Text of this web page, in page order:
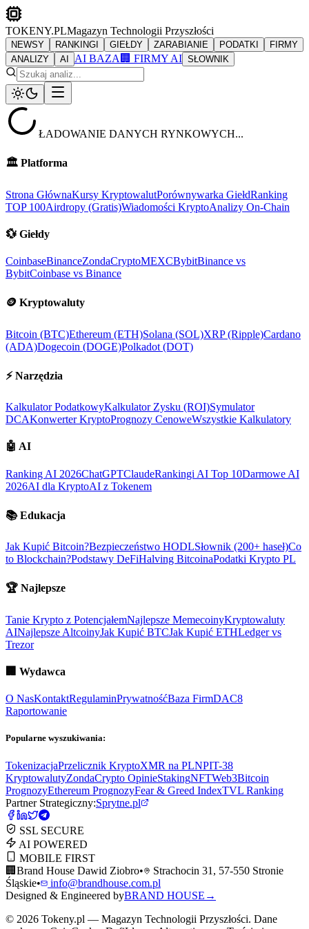
TOKENY.PLMagazyn Technologii Przyszłości
NEWSY RANKINGI GIEŁDY ZARABIANIE PODATKI
FIRMY
ANALIZY
AI AI BAZA 🏢 FIRMY AI SŁOWNIK
ŁADOWANIE DANYCH RYNKOWYCH...
🏛️ Platforma
Strona GłównaKursy KryptowalutPorównywarka GiełdRanking
TOP 100Airdropy (Gratis)Wiadomości KryptoAnalizy On-Chain
💱 Giełdy
CoinbaseBinanceZondaCryptoMEXCBybitBinance vs
BybitCoinbase vs Binance
🪙 Kryptowaluty
Bitcoin (BTC)Ethereum (ETH)Solana (SOL)XRP (Ripple)Cardano
(ADA)Dogecoin (DOGE)Polkadot (DOT)
⚡ Narzędzia
Kalkulator PodatkowyKalkulator Zysku (ROI)Symulator
DCAKonwerter KryptoPrognozy CenoweWszystkie Kalkulatory
🤖 AI
Ranking AI 2026ChatGPTClaudeRankingi AI Top 10Darmowe AI
2026AI dla KryptoAI z Tokenem
📚 Edukacja
Jak Kupić Bitcoin?Bezpieczeństwo HODLSłownik (200+ haseł)Co
to Blockchain?Podstawy DeFiHalving BitcoinaPodatki Krypto PL
🏆 Najlepsze
Tanie Krypto z PotencjałemNajlepsze MemecoinyKryptowaluty
AINajlepsze AltcoinyJak Kupić BTCJak Kupić ETHLedger vs
Trezor
🏢 Wydawca
O NasKontaktRegulaminPrywatnośćBaza FirmDAC8
Raportowanie
Popularne wyszukiwania:
TokenizacjaPrzelicznik KryptoXMR na PLNPIT-38
KryptowalutyZondaCrypto OpinieStakingNFTWeb3Bitcoin
PrognozyEthereum PrognozyFear & Greed IndexTVL Ranking
Partner Strategiczny:Sprytne.pl
SSL SECURE
AI POWERED
MOBILE FIRST
🏢 Brand House Dawid Ziobro•
Strachocin 31, 57-550 Stronie
Śląskie•
info@brandhouse.com.pl
Designed & Engineered byBRAND HOUSE →
© 2026 Tokeny.pl — Magazyn Technologii Przyszłości. Dane